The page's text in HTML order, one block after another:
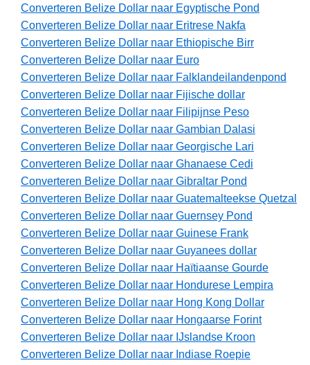
Converteren Belize Dollar naar Egyptische Pond
Converteren Belize Dollar naar Eritrese Nakfa
Converteren Belize Dollar naar Ethiopische Birr
Converteren Belize Dollar naar Euro
Converteren Belize Dollar naar Falklandeilandenpond
Converteren Belize Dollar naar Fijische dollar
Converteren Belize Dollar naar Filipijnse Peso
Converteren Belize Dollar naar Gambian Dalasi
Converteren Belize Dollar naar Georgische Lari
Converteren Belize Dollar naar Ghanaese Cedi
Converteren Belize Dollar naar Gibraltar Pond
Converteren Belize Dollar naar Guatemalteekse Quetzal
Converteren Belize Dollar naar Guernsey Pond
Converteren Belize Dollar naar Guinese Frank
Converteren Belize Dollar naar Guyanees dollar
Converteren Belize Dollar naar Haïtiaanse Gourde
Converteren Belize Dollar naar Hondurese Lempira
Converteren Belize Dollar naar Hong Kong Dollar
Converteren Belize Dollar naar Hongaarse Forint
Converteren Belize Dollar naar IJslandse Kroon
Converteren Belize Dollar naar Indiase Roepie